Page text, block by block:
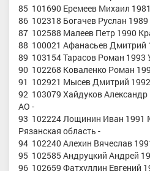
85 101690 Еремеев Михаил
86 102318 Богачев Руслан 1989
87 102588 Малеев Петр 1990
88 100021 Афанасьев Дмитрий
89 103154 Тарасов Роман 1993
90 102268 Коваленко Роман
91 102921 Мысев Дмитрий 1992
92 103079 Хайдуков
АО -
93 102224 Лощинин Иван 1991
Рязанская область -
94 102240 Алехин Вячеслав
95 102585 Андруцкий Андрей
96 102659 Фатхуллин Евгений